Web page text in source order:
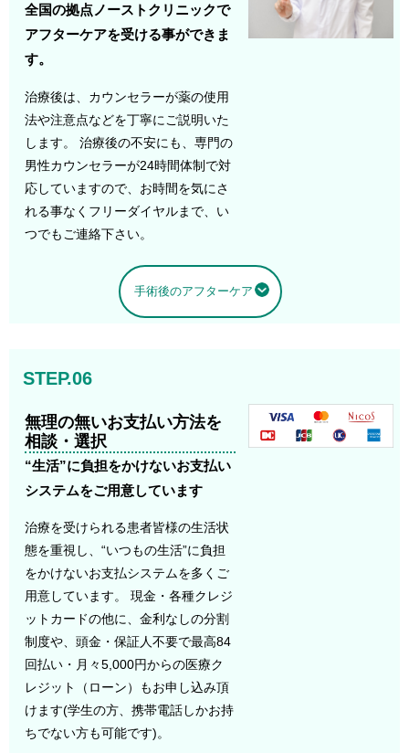
全国の拠点ノーストクリニックで
アフターケアを受ける事ができま
す。
治療後は、カウンセラーが薬の使用
法や注意点などを丁寧にご説明いた
します。 治療後の不安にも、専門の
男性カウンセラーが24時間体制で対
応していますので、お時間を気にさ
れる事なくフリーダイヤルまで、い
つでもご連絡下さい。
手術後のアフターケア
STEP.06
無理の無いお支払い方法を
相談・選択
“生活”に負担をかけないお支払い
システムをご用意しています
治療を受けられる患者皆様の生活状
態を重視し、“いつもの生活”に負担
をかけないお支払システムを多くご
用意しています。 現金・各種クレジ
ットカードの他に、金利なしの分割
制度や、頭金・保証人不要で最高84
回払い・月々5,000円からの医療ク
レジット（ローン）もお申し込み頂
けます(学生の方、携帯電話しかお持
ちでない方も可能です)。